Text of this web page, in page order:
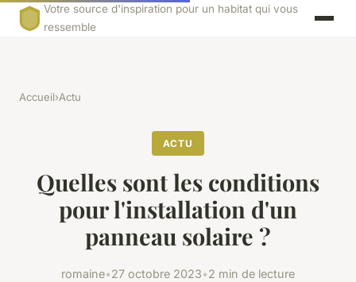
Votre source d'inspiration pour un habitat qui vous
ressemble
Accueil›Actu
ACTU
Quelles sont les conditions
pour l'installation d'un
panneau solaire ?
romaine•27 octobre 2023•2 min de lecture